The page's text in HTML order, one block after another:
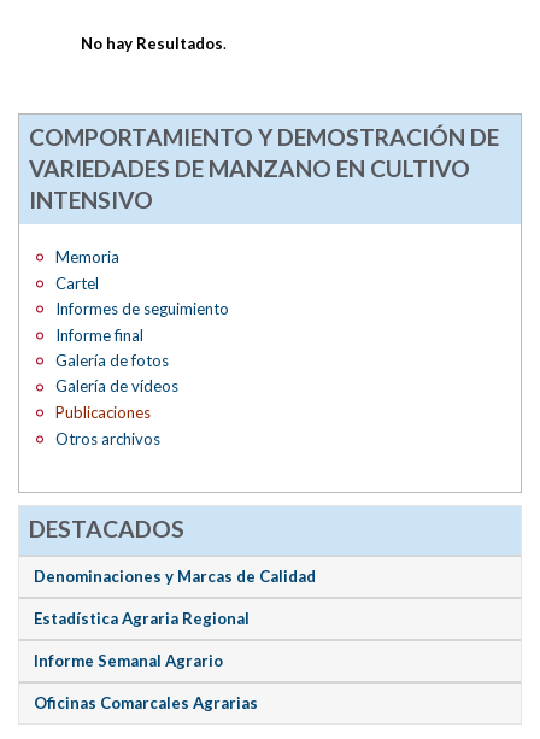
No hay Resultados.
COMPORTAMIENTO Y DEMOSTRACIÓN DE
VARIEDADES DE MANZANO EN CULTIVO
INTENSIVO
Memoria
Cartel
Informes de seguimiento
Informe final
Galería de fotos
Galería de vídeos
Publicaciones
Otros archivos
DESTACADOS
Denominaciones y Marcas de Calidad
Estadística Agraria Regional
Informe Semanal Agrario
Oficinas Comarcales Agrarias